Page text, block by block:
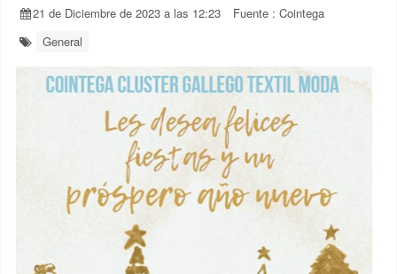
21 de Diciembre de 2023 a las 12:23 Fuente :Cointega
General